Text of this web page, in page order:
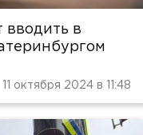
вводить в
11 октября 2024 в 11:48